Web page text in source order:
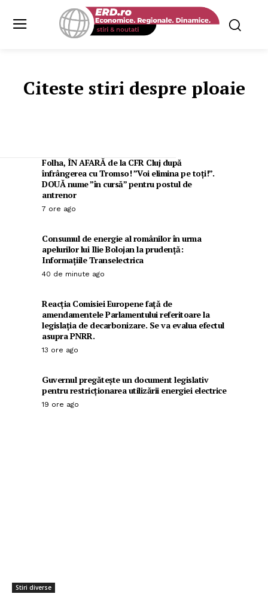
Citeste stiri despre ploaie
Folha, ÎN AFARĂ de la CFR Cluj după
înfrângerea cu Tromso! ”Voi elimina pe toți!”.
DOUĂ nume ”în cursă” pentru postul de
antrenor
7 ore ago
Consumul de energie al românilor în urma
apelurilor lui Ilie Bolojan la prudență:
Informațiile Transelectrica
40 de minute ago
Reacția Comisiei Europene față de
amendamentele Parlamentului referitoare la
legislația de decarbonizare. Se va evalua efectul
asupra PNRR.
13 ore ago
Guvernul pregătește un document legislativ
pentru restricționarea utilizării energiei electrice
19 ore ago
Stiri diverse